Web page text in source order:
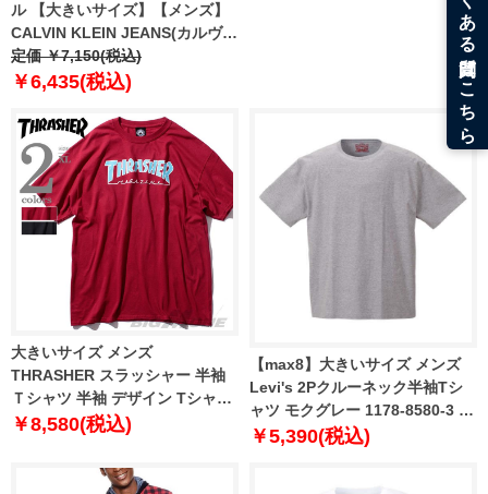
ル 【大きいサイズ】【メンズ】
CALVIN KLEIN JEANS(カルヴァ
ンクラインジーンズ) デザイン半
袖Tシャツ【USA直輸入】
定価 ￥7,150(税込)
￥6,435(税込)
大きいサイズ メンズ
THRASHER スラッシャー 半袖
Ｔシャツ 半袖 デザイン Tシャツ
USA 直輸入 311172
￥8,580(税込)
【max8】大きいサイズ メンズ
Levi's 2Pクルーネック半袖Tシ
ャツ モクグレー 1178-8580-3 2L
3L 4L 5L 6L 8L
￥5,390(税込)